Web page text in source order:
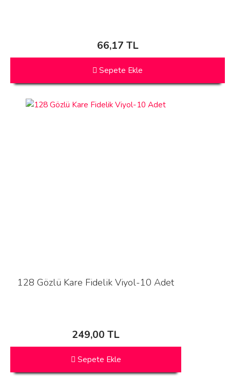
66,17 TL
Sepete Ekle
128 Gözlü Kare Fidelik Viyol-10 Adet
249,00 TL
Sepete Ekle